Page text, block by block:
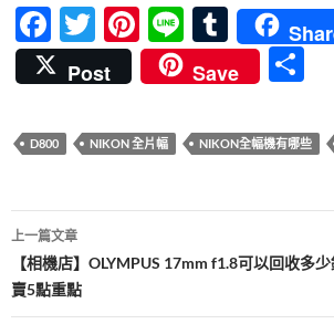
F
ac
e
b
o
o
k
T
w
itt
er
Pi
nt
er
es
t
Li
n
e
T
u
m
bl
r
Post
Save
D800 NIKON 全片幅 NIKON全幅機有哪些
文
章
導
上一篇文章
【相機店】OLYMPUS 17mm f1.8可以回收多
賣5點重點